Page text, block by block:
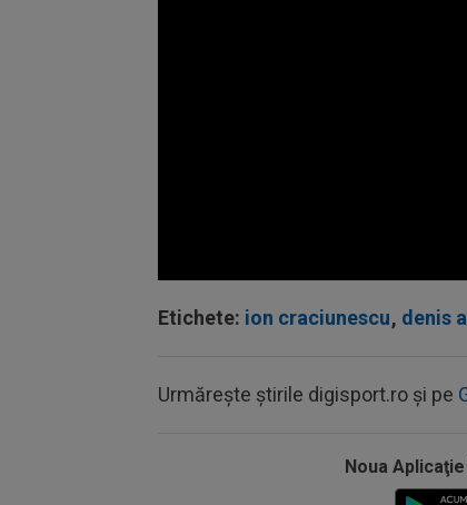
90%
Etichete: ion craciunescu, denis
Urmărește știrile digisport.ro și pe
Noua